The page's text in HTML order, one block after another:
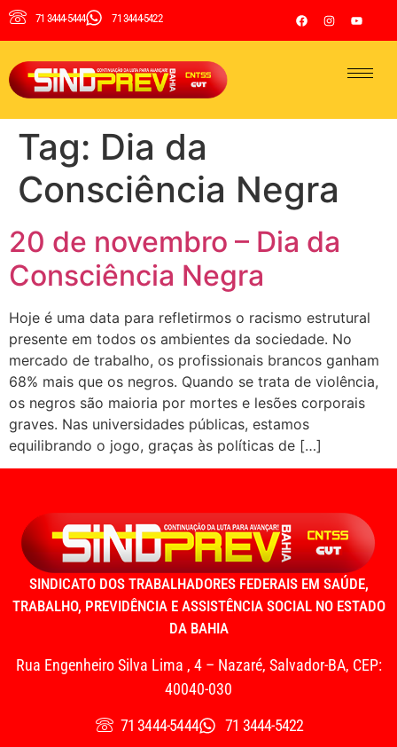
71 3444-5444 71 3444-5422
Tag: Dia da
Consciência Negra
20 de novembro – Dia da
Consciência Negra
Hoje é uma data para refletirmos o racismo estrutural
presente em todos os ambientes da sociedade. No
mercado de trabalho, os profissionais brancos ganham
68% mais que os negros. Quando se trata de violência,
os negros são maioria por mortes e lesões corporais
graves. Nas universidades públicas, estamos
equilibrando o jogo, graças às políticas de […]
SINDICATO DOS TRABALHADORES FEDERAIS EM SAÚDE,
TRABALHO, PREVIDÊNCIA E ASSISTÊNCIA SOCIAL NO ESTADO
DA BAHIA
Rua Engenheiro Silva Lima , 4 – Nazaré, Salvador-BA, CEP:
40040-030
71 3444-5444
71 3444-5422